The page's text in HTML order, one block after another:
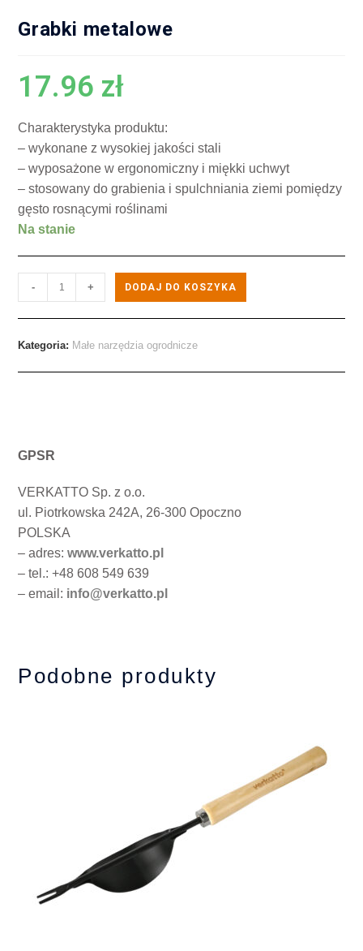
Grabki metalowe
17.96 zł
Charakterystyka produktu:
– wykonane z wysokiej jakości stali
– wyposażone w ergonomiczny i miękki uchwyt
– stosowany do grabienia i spulchniania ziemi pomiędzy
gęsto rosnącymi roślinami
Na stanie
- + DODAJ DO KOSZYKA
Kategoria: Małe narzędzia ogrodnicze
GPSR
VERKATTO Sp. z o.o.
ul. Piotrkowska 242A, 26-300 Opoczno
POLSKA
– adres:www.verkatto.pl
– tel.: +48 608 549 639
– email: info@verkatto.pl
Podobne produkty